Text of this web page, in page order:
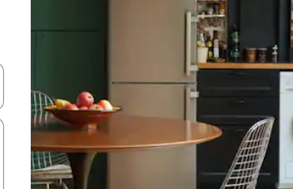
usando as seta para cima e para baixo do teclado